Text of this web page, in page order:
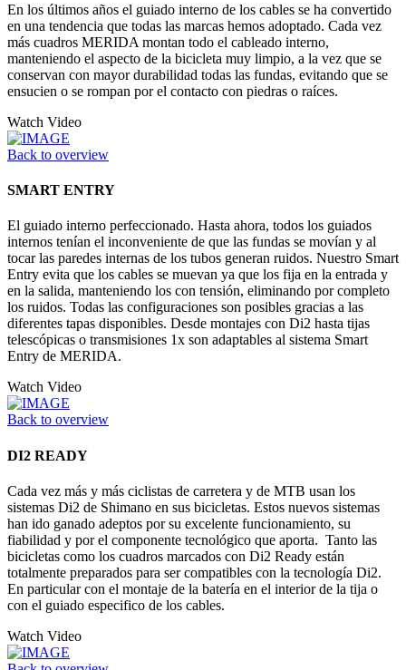
En los últimos años el guiado interno de los cables se ha convertido
en una tendencia que todas las marcas hemos adoptado. Cada vez
más cuadros MERIDA montan todo el cableado interno,
manteniendo el aspecto de la bicicleta muy limpio, a la vez que se
conservan con mayor durabilidad todas las fundas, evitando que se
ensucien o se rompan por el contacto con piedras o raíces.
Watch Video
Back to overview
SMART ENTRY
El guiado interno perfeccionado. Hasta ahora, todos los guiados
internos tenían el inconveniente de que las fundas se movían y al
tocar las paredes internas de los tubos generan ruidos. Nuestro Smart
Entry evita que los cables se muevan ya que los fija en la entrada y
en la salida, manteniendo los con tensión, eliminando por completo
los ruidos. Todas las configuraciones son posibles gracias a las
diferentes tapas disponibles. Desde montajes con Di2 hasta tijas
telescópicas o transmisiones 1x son adaptables al sistema Smart
Entry de MERIDA.
Watch Video
Back to overview
DI2 READY
Cada vez más y más ciclistas de carretera y de MTB usan los
sistemas Di2 de Shimano en sus bicicletas. Estos nuevos sistemas
han ido ganado adeptos por su excelente funcionamiento, su
fiabilidad y por el componente tecnológico que aporta. Tanto las
bicicletas como los cuadros marcados con Di2 Ready están
totalmente preparados para ser compatibles con la tecnología Di2.
En particular con el montaje de la batería en el interior de la tija o
con el guiado especifico de los cables.
Watch Video